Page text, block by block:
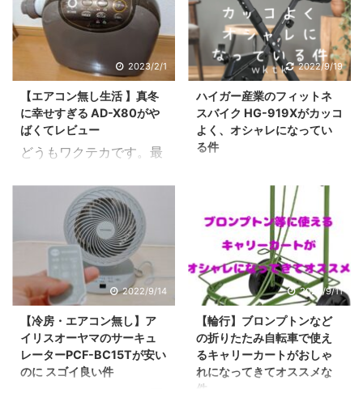
いのかな？ やっぱり気に
なってましたか。 電動ア
シスト自転車は特性上バ
ッテリー積む必要もあ
り、野暮ったいデザイン
になってしま ...
る私から見た、HG-YX-
5006Sのヤバさを書いて
いきます。 この記事は
こんな方向けの記事で
す。 ハイガーのスピンバ
イクHG-YX-5 ...
に届いたので、レビュー
したいと思います。 実
際に購入したのはこれで
すね。 リンク これを購
入したわけですが実際に
使ってみて感じたことは
以下になります ・４輪は
すごくいい。 ・持ち手は
いる ・荷台部分がわりと
広い ・キャリーカートの
持ち運びはブロンプトン
なら激カンタン それでは
上記を深堀していきま
す｡ ４輪はすごくいい
ぞ 市場にあふれているキ
ャリーカートと ...
しまったり結構忙しい
し、意外と面倒う。そこ
で今回はこんな方向けの
記事。 釣りの道具をノー
ストレスで出し入れした
い！なにかいい方法ない
かなぁ？ OKです。この
問題を深掘りしつつ解決
も自腹購入しているので
紹介していきます。 【レ
ビュー】渓流でのシマノ
スコーピオンBFSによる
ベイトフィネスが最高に
楽しい件 結論：DRESS
のタクティカルレッグバ
ッグエアボーン ランガン
スタ ...
2023/2/1
【エアコン無し生活 】真冬
に幸せすぎる AD-X80がや
ばくてレビュー
どうもワクテカです。最
い。エアコンをフルで稼
働させるレベルですよ
ね。 とはいえ以前から
紹介してるように、私の
部屋にはエアコンがあり
ません。 それゆえに色々
な対策をしているわけで
す。さてそんな中でも、
寒さ対策としてひときわ
満足度の高かったアイテ
2022/9/19
ハイガー産業のフィットネ
スバイク HG-919Xがカッコ
よく、オシャレになってい
る件
りたたみ自転車が大好き
が高じて、購入して検証
しまくっています。
【カスタマイズ】ルノー
20インチ 折りたたみ自
転車 プラチナマッハ8の
カスタムするなら何をす
べきか？ さて、自転車好
きには最近ちょっと辛い
季節。。最近は雨が多か
ったり、外は暑かった
2022/9/14
【冷房・エアコン無し】ア
イリスオーヤマのサーキュ
レーターPCF-BC15Tが安い
のに スゴイ良い件
2022/9/11
【輪行】ブロンプトンなど
の折りたたみ自転車で使え
るキャリーカートがおしゃ
れになってきてオススメな
件